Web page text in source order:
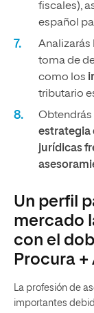
fiscales),
español
Analizarás
toma de
como los
tributario
Obtendrás
estrategia
jurídicas
Un perfil
mercado
con el
Procura +
La profesión de
importantes